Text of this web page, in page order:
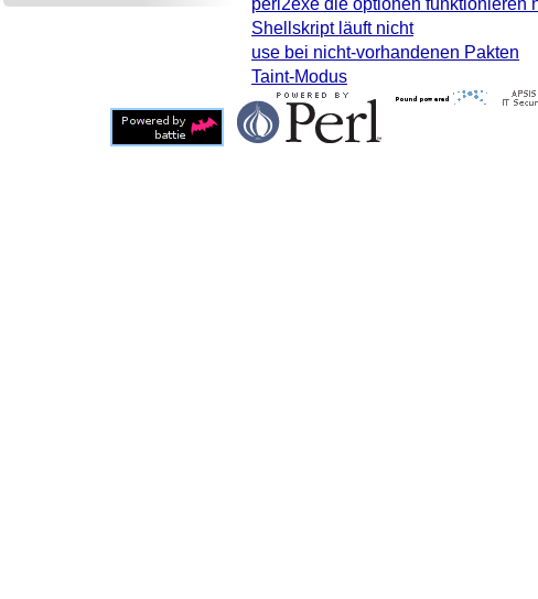
perl2exe die optionen funktionieren
Shellskript läuft nicht
use bei nicht-vorhandenen Pakten
Taint-Modus